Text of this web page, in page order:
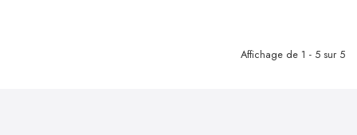
Affichage de 1 - 5 sur 5